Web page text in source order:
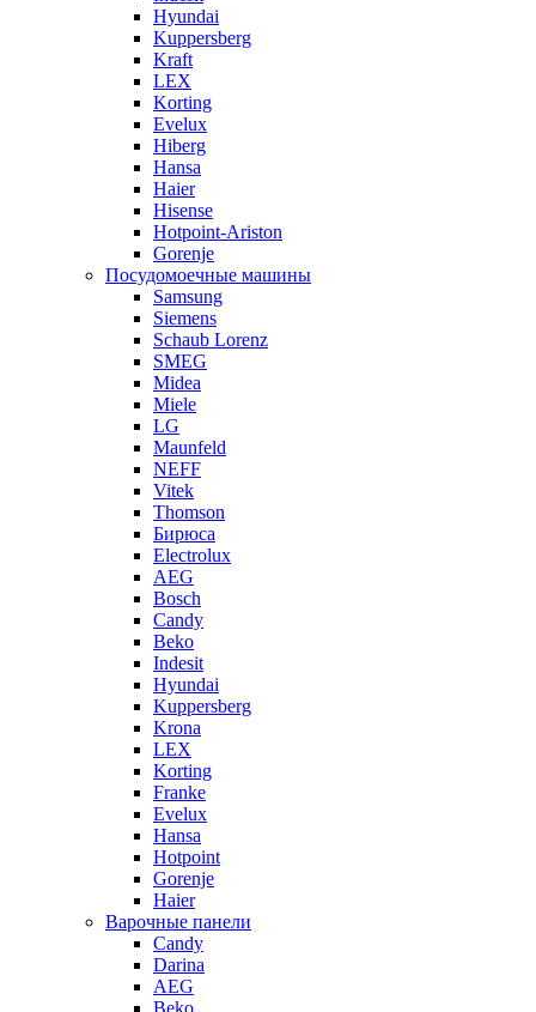
Hyundai
Kuppersberg
Kraft
LEX
Korting
Evelux
Hiberg
Hansa
Haier
Hisense
Hotpoint-Ariston
Gorenje
Посудомоечные машины
Samsung
Siemens
Schaub Lorenz
SMEG
Midea
Miele
LG
Maunfeld
NEFF
Vitek
Thomson
Бирюса
Electrolux
AEG
Bosch
Candy
Beko
Indesit
Hyundai
Kuppersberg
Krona
LEX
Korting
Franke
Evelux
Hansa
Hotpoint
Gorenje
Haier
Варочные панели
Candy
Darina
AEG